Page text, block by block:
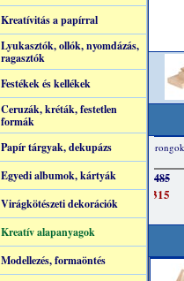
Kreatívitás a papírral
Lyukasztók, ollók, nyomdázás,
ragasztók
Festékek és kellékek
Ceruzák, kréták, festetlen
formák
Papír tárgyak, dekupázs
Egyedi albumok, kártyák
Virágkötészeti dekorációk
Kreatív alapanyagok
Modellezés, formaöntés